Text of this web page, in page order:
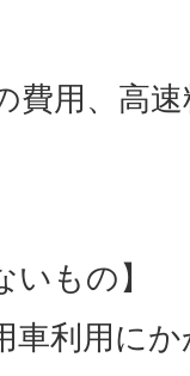
費用、高
いもの】
車利用に